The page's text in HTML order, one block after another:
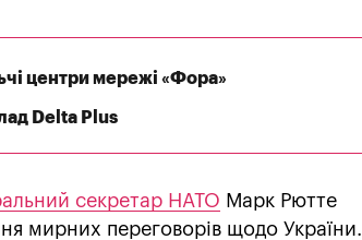
центри мережі «Фора»
Delta Plus
секретар НАТО Марк Рютте
мирних переговорів щодо України.